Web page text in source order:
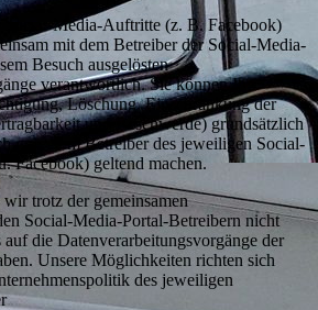
Social-Media-Auftritte (z. B. Facebook)
mit dem Betreiber der Social-Media-
Besuch ausgelösten
verantwortlich. Sie können Ihre
Löschung, Einschränkung der
und Beschwerde) grundsätzlich
ggü. dem Betreiber des jeweiligen Social-
Facebook) geltend machen.
trotz der gemeinsamen
Social-Media-Portal-Betreibern nicht
die Datenverarbeitungsvorgänge der
Unsere Möglichkeiten richten sich
des jeweiligen